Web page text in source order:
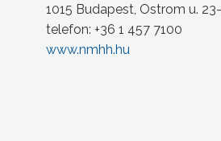
1015 Budapest, Ostrom u.
telefon: +36 1 457 7100
www.nmhh.hu